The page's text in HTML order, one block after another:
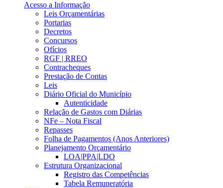
Acesso a Informação
Leis Orçamentárias
Portarias
Decretos
Concursos
Ofícios
RGF | RREO
Contracheques
Prestação de Contas
Leis
Diário Oficial do Município
Autenticidade
Relação de Gastos com Diárias
NFe – Nota Fiscal
Repasses
Folha de Pagamentos (Anos Anteriores)
Planejamento Orçamentário
LOA|PPA|LDO
Estrutura Organizacional
Registro das Competências
Tabela Remuneratória